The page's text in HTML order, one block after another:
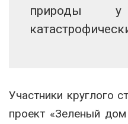
природы у
Участники круглого
проект «Зеленый